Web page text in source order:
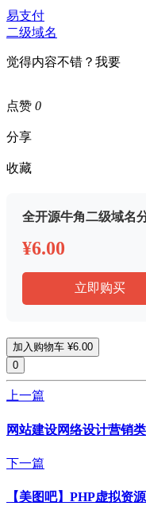
易支付
二级域名
觉得内容不错？我要
点赞 0
分享
收藏
全开源牛角二级域名
¥6.00
立即购买
加入购物车 ¥6.00
0
上一篇
网站建设网络设计营销
下一篇
【美图吧】PHP虚拟资